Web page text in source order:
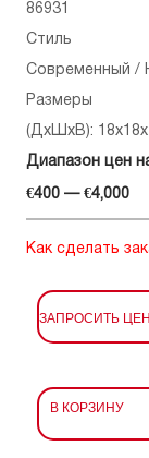
86931
Стиль
Современный /
Размеры
(ДхШхВ):
Диапазон цен
€400 — €4,000
Как сделать
ЗАПРОСИТЬ
В КОРЗИНУ